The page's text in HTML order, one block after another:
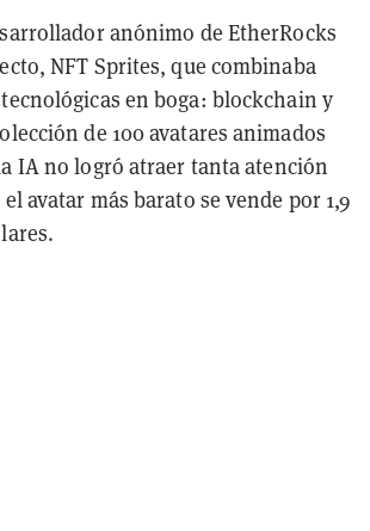
anónimo de EtherRocks
NFT Sprites, que combinaba
en boga: blockchain y
de 100 avatares animados
IA no logró atraer tanta atención
avatar más barato se vende por 1,9